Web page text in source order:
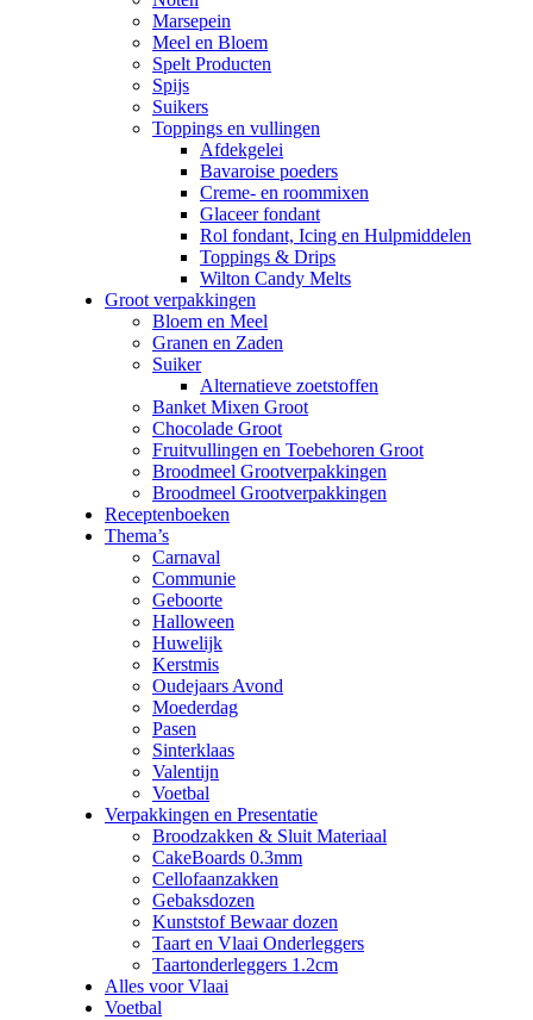
Marsepein
Meel en Bloem
Spelt Producten
Spijs
Suikers
Toppings en vullingen
Afdekgelei
Bavaroise poeders
Creme- en roommixen
Glaceer fondant
Rol fondant, Icing en Hulpmiddelen
Toppings & Drips
Wilton Candy Melts
Groot verpakkingen
Bloem en Meel
Granen en Zaden
Suiker
Alternatieve zoetstoffen
Banket Mixen Groot
Chocolade Groot
Fruitvullingen en Toebehoren Groot
Broodmeel Grootverpakkingen
Broodmeel Grootverpakkingen
Receptenboeken
Thema’s
Carnaval
Communie
Geboorte
Halloween
Huwelijk
Kerstmis
Oudejaars Avond
Moederdag
Pasen
Sinterklaas
Valentijn
Voetbal
Verpakkingen en Presentatie
Broodzakken & Sluit Materiaal
CakeBoards 0.3mm
Cellofaanzakken
Gebaksdozen
Kunststof Bewaar dozen
Taart en Vlaai Onderleggers
Taartonderleggers 1.2cm
Alles voor Vlaai
Voetbal